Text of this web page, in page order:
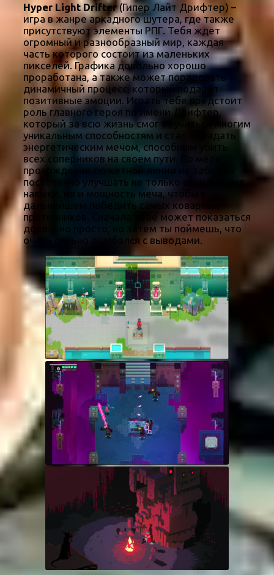
Hyper Light Drifter(Гипер Лайт Дрифтер) –
игра в жанре аркадного шутера, где также
присутствуют элементы РПГ. Тебя ждет
огромный и разнообразный мир, каждая
часть которого состоит из маленьких
пикселей. Графика довольно хорошо
проработана, а также может порадовать
динамичный процесс, который подарит
позитивные эмоции. Играть тебе предстоит
роль главного героя по имени Дрифтер,
который за всю жизнь смог обучиться многим
уникальным способностям и стал обладать
энергетическим мечом, способным убить
всех соперников на своем пути. По мере
прохождения сюжетной линии не забывай
постепенно улучшать не только свои боевые
навыки, но и мощность меча, чтобы в
дальнейшем победить самых коварных
противников. Сначала тебе может показаться
довольно просто, но затем ты поймешь, что
очень сильно ошибался с выводами.